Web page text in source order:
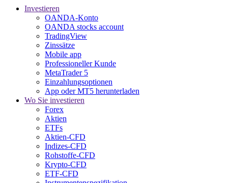
Investieren
OANDA-Konto
OANDA stocks account
TradingView
Zinssätze
Mobile app
Professioneller Kunde
MetaTrader 5
Einzahlungsoptionen
App oder MT5 herunterladen
Wo Sie investieren
Forex
Aktien
ETFs
Aktien-CFD
Indizes-CFD
Rohstoffe-CFD
Krypto-CFD
ETF-CFD